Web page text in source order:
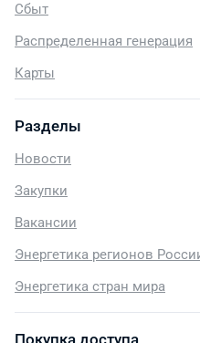
Сбыт
Распределенная генерация
Карты
Разделы
Новости
Закупки
Вакансии
Энергетика регионов
Энергетика стран мира